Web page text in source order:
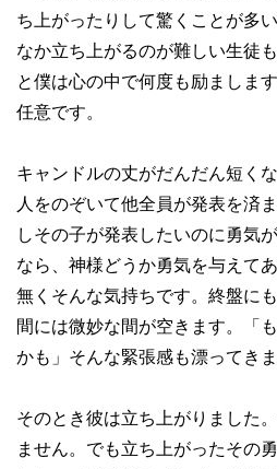
ち上がったりして驚くことが多
なか立ち上がるのが難しい生徒
と僕は心の中で何度も励ましま
任意です。
キャンドルの丈がだんだん短く
人をのぞいて他全員が発表を済
しその子が発表したいのに勇気
なら、神様どうか勇気を与えて
無くそんな気持ちです。終盤に
間には微妙な間が空きます。「
かも」そんな緊張感も漂ってきま
そのとき彼は立ち上がりました
ません。でも立ち上がったその